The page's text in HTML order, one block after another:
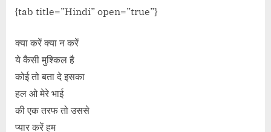
{tab title=”Hindi” open=”true”}
क्या करें क्या न करें
ये कैसी मुश्किल है
कोई तो बता दे इसका
हल ओ मेरे भाई
की एक तरफ तो उससे
प्यार करें हम